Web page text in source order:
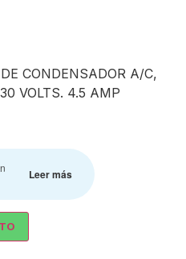
CONDENSADOR A/C,
VOLTS. 4.5 AMP
Leer más